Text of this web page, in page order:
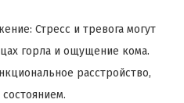
Стресс и тревога могут
горла и ощущение кома.
расстройство,